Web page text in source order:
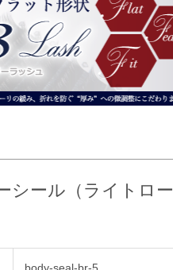
シール（ライトロー
body-seal-br-5